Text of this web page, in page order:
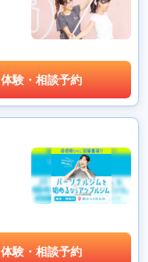
体験・相談予約
体験・相談予約